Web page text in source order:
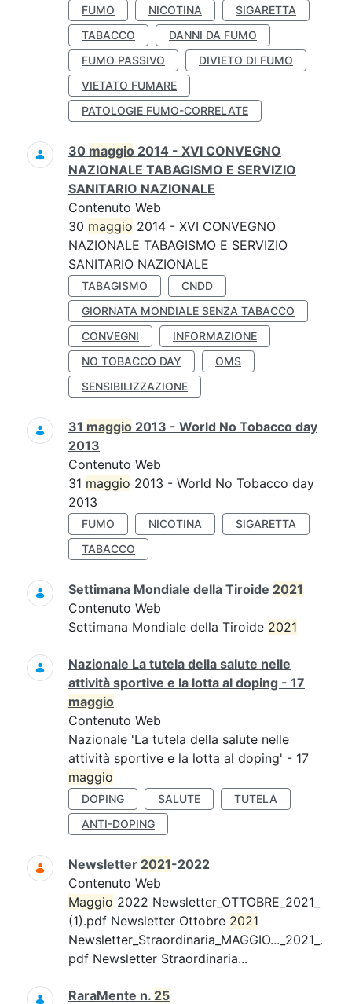
FUMO NICOTINA
SIGARETTA
TABACCO
DANNI DA FUMO
FUMO PASSIVO
DIVIETO DI FUMO
VIETATO FUMARE
PATOLOGIE FUMO-CORRELATE
30 maggio 2014 - XVI CONVEGNO
NAZIONALE TABAGISMO E SERVIZIO
SANITARIO NAZIONALE
Contenuto Web
30 maggio 2014 - XVI CONVEGNO
NAZIONALE TABAGISMO E SERVIZIO
SANITARIO NAZIONALE
TABAGISMO
CNDD
GIORNATA MONDIALE SENZA TABACCO
CONVEGNI
INFORMAZIONE
NO TOBACCO DAY
OMS
SENSIBILIZZAZIONE
31 maggio 2013 - World No Tobacco day
2013
Contenuto Web
31 maggio 2013 - World No Tobacco day
2013
FUMO NICOTINA
SIGARETTA
TABACCO
Settimana Mondiale della Tiroide 2021
Contenuto Web
Settimana Mondiale della Tiroide 2021
Nazionale La tutela della salute nelle
attività sportive e la lotta al doping - 17
maggio
Contenuto Web
Nazionale 'La tutela della salute nelle
attività sportive e la lotta al doping' - 17
maggio
DOPING SALUTE
TUTELA
ANTI-DOPING
Newsletter 2021-2022
Contenuto Web
Maggio 2022 Newsletter_OTTOBRE_2021_
(1).pdf Newsletter Ottobre 2021
Newsletter_Straordinaria_MAGGIO..._2021_.
pdf Newsletter Straordinaria...
RaraMente n. 25